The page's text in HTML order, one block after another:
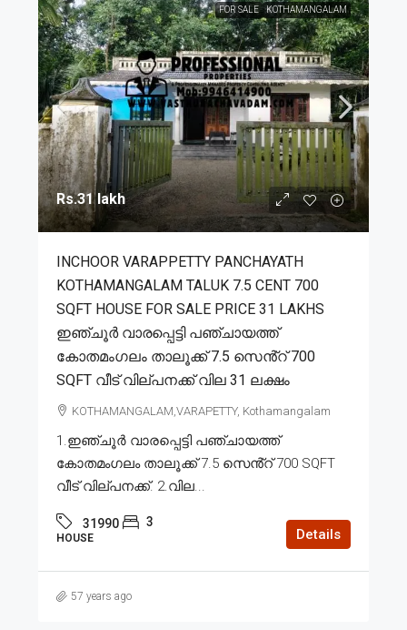
FOR SALE KOTHAMANGALAM
Rs.31 lakh
INCHOOR VARAPPETTY PANCHAYATH
KOTHAMANGALAM TALUK 7.5 CENT 700
SQFT HOUSE FOR SALE PRICE 31 LAKHS
ഇഞ്ചൂർ വാരപ്പെട്ടി പഞ്ചായത്ത്
കോതമംഗലം താലൂക്ക് 7.5 സെൻ്റ് 700
SQFT വീട് വില്പനക്ക് വില 31 ലക്ഷം
KOTHAMANGALAM,VARAPETTY, Kothamangalam
1.ഇഞ്ചൂർ വാരപ്പെട്ടി പഞ്ചായത്ത്
കോതമംഗലം താലൂക്ക് 7.5 സെൻ്റ് 700 SQFT
വീട് വില്പനക്ക്. 2.വില...
31990 3
HOUSE Details
57 years ago